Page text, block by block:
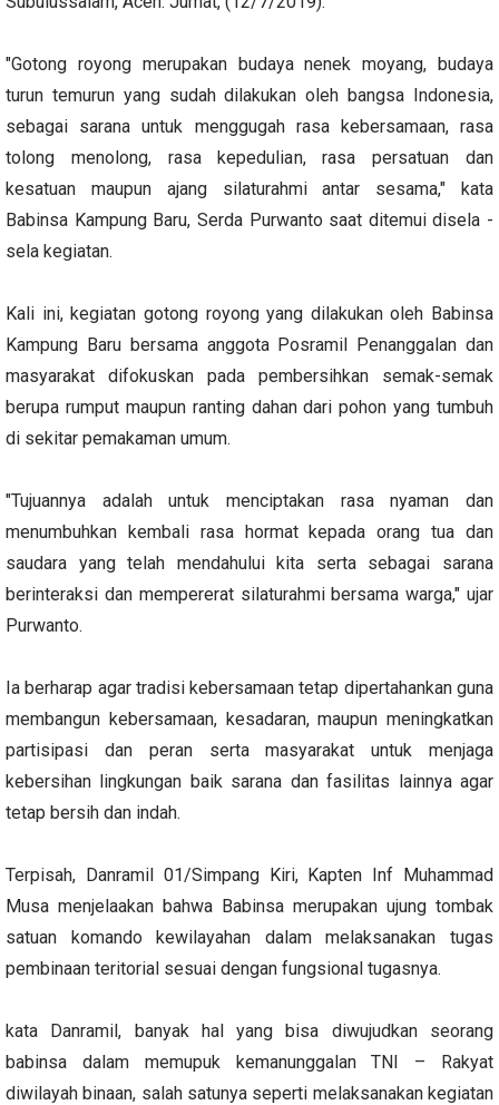
"Gotong royong merupakan budaya nenek moyang, budaya
turun temurun yang sudah dilakukan oleh bangsa Indonesia,
sebagai sarana untuk menggugah rasa kebersamaan, rasa
tolong menolong, rasa kepedulian, rasa persatuan dan
kesatuan maupun ajang silaturahmi antar sesama," kata
Babinsa Kampung Baru, Serda Purwanto saat ditemui disela -
sela kegiatan.
Kali ini, kegiatan gotong royong yang dilakukan oleh Babinsa
Kampung Baru bersama anggota Posramil Penanggalan dan
masyarakat difokuskan pada pembersihkan semak-semak
berupa rumput maupun ranting dahan dari pohon yang tumbuh
di sekitar pemakaman umum.
"Tujuannya adalah untuk menciptakan rasa nyaman dan
menumbuhkan kembali rasa hormat kepada orang tua dan
saudara yang telah mendahului kita serta sebagai sarana
berinteraksi dan mempererat silaturahmi bersama warga," ujar
Purwanto.
Ia berharap agar tradisi kebersamaan tetap dipertahankan guna
membangun kebersamaan, kesadaran, maupun meningkatkan
partisipasi dan peran serta masyarakat untuk menjaga
kebersihan lingkungan baik sarana dan fasilitas lainnya agar
tetap bersih dan indah.
Terpisah, Danramil 01/Simpang Kiri, Kapten Inf Muhammad
Musa menjelaakan bahwa Babinsa merupakan ujung tombak
satuan komando kewilayahan dalam melaksanakan tugas
pembinaan teritorial sesuai dengan fungsional tugasnya.
kata Danramil, banyak hal yang bisa diwujudkan seorang
babinsa dalam memupuk kemanunggalan TNI – Rakyat
diwilayah binaan, salah satunya seperti melaksanakan kegiatan